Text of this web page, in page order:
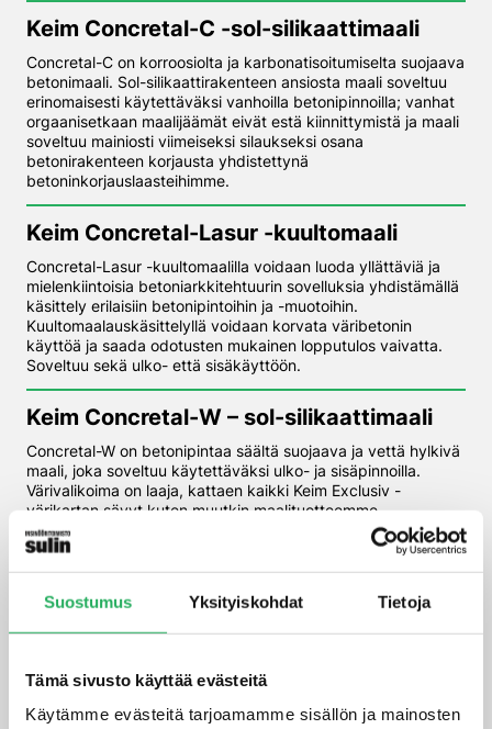
Suostumus Yksityiskohdat Tietoja
Tämä sivusto käyttää evästeitä
Käytämme evästeitä tarjoamamme sisällön ja mainosten
Keim Concretal-C -sol-silikaattimaali
Concretal-C on korroosiolta ja karbonatisoitumiselta suojaava
betonimaali. Sol-silikaattirakenteen ansiosta maali soveltuu
erinomaisesti käytettäväksi vanhoilla betonipinnoilla; vanhat
orgaanisetkaan maalijäämät eivät estä kiinnittymistä ja maali
soveltuu mainiosti viimeiseksi silaukseksi osana
betonirakenteen korjausta yhdistettynä
betoninkorjauslaasteihimme.
Keim Concretal-Lasur -kuultomaali
Concretal-Lasur -kuultomaalilla voidaan luoda yllättäviä ja
mielenkiintoisia betoniarkkitehtuurin sovelluksia yhdistämällä
käsittely erilaisiin betonipintoihin ja -muotoihin.
Kuultomaalauskäsittelyllä voidaan korvata väribetonin
käyttöä ja saada odotusten mukainen lopputulos vaivatta.
Soveltuu sekä ulko- että sisäkäyttöön.
Keim Concretal-W – sol-silikaattimaali
Concretal-W on betonipintaa säältä suojaava ja vettä hylkivä
maali, joka soveltuu käytettäväksi ulko- ja sisäpinnoilla.
Värivalikoima on laaja, kattaen kaikki Keim Exclusiv -
värikartan sävyt kuten muutkin maalituotteemme.
Keim Design-Lasur – kuultomaali
Astetta rohkeampaa betoniarkkitehtuuria voidaan tehdä
Design-Lasur -metallinhohtomaaleilla. Kymmenistä hohtavista
värivaihtoehdoista löytyy varmasti sopiva sävy toteuttamaan
Hae…
HAE